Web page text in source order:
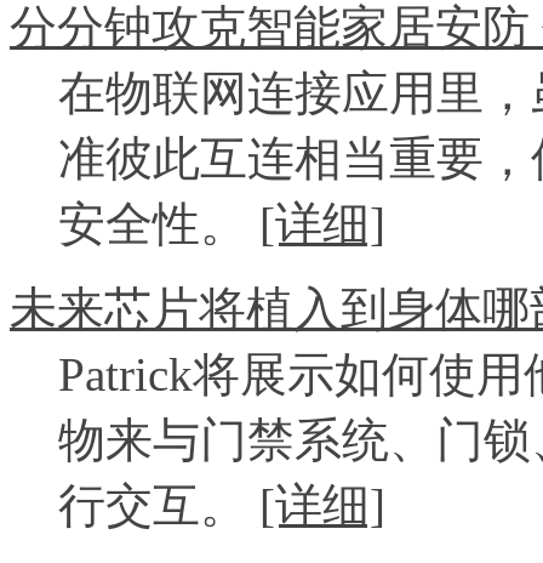
分分钟攻克智能家居安
在物联网连接应用里
准彼此互连相当重要
安全性。 [详细]
未来芯片将植入到身体
Patrick将展示如何使
物来与门禁系统、门
行交互。 [详细]